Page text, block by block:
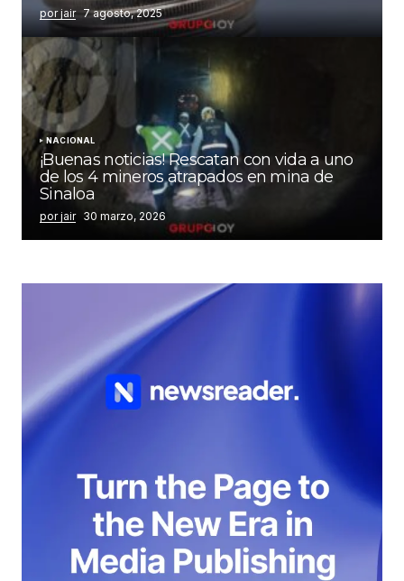
por jair 7 agosto, 2025
NACIONAL
¡Buenas noticias! Rescatan con vida a uno
de los 4 mineros atrapados en mina de
Sinaloa
por jair 30 marzo, 2026